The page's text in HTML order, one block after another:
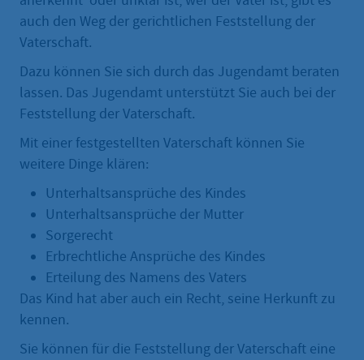
auch den Weg der gerichtlichen Feststellung der
Vaterschaft.
Dazu können Sie sich durch das Jugendamt beraten
lassen. Das Jugendamt unterstützt Sie auch bei der
Feststellung der Vaterschaft.
Mit einer festgestellten Vaterschaft können Sie
weitere Dinge klären:
Unterhaltsansprüche des Kindes
Unterhaltsansprüche der Mutter
Sorgerecht
Erbrechtliche Ansprüche des Kindes
Erteilung des Namens des Vaters
Das Kind hat aber auch ein Recht, seine Herkunft zu
kennen.
Sie können für die Feststellung der Vaterschaft eine